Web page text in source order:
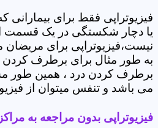
فیزیوتراپی فقط برای بیمارانی
یا دچار شکستگی در یک قسمت
نیست،فیزیوتراپی برای مریضان
به طور مثال برای برطرف
برطرف کردن درد ، همین طور
می باشد و تنفس میتوان از
فیزیوتراپی بدون مراجعه به